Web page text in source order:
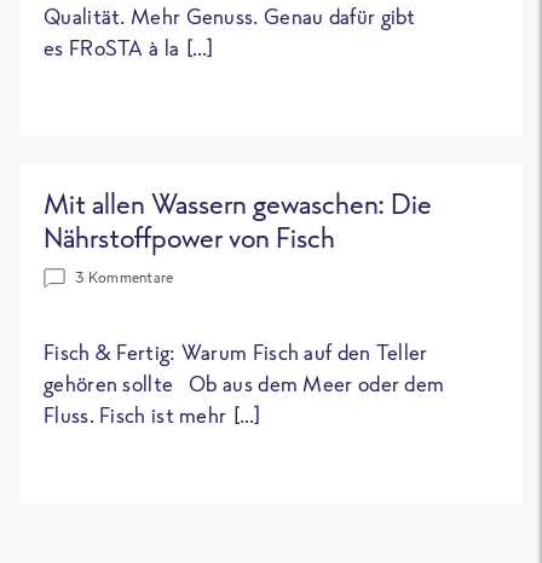
Qualität. Mehr Genuss. Genau dafür gibt
es FRoSTA à la […]
Mit allen Wassern gewaschen: Die
Nährstoffpower von Fisch
3 Kommentare
Fisch & Fertig: Warum Fisch auf den Teller
gehören sollte Ob aus dem Meer oder dem
Fluss. Fisch ist mehr […]